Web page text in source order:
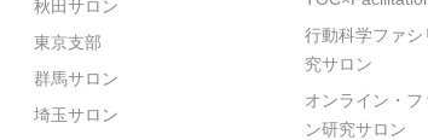
秋田サロン
東京支部
群馬サロン
埼玉サロン
行動科学ファ
究サロン
オンライン・フ
ン研究サロン